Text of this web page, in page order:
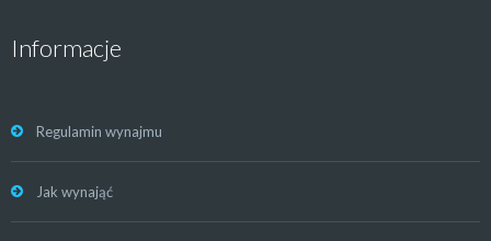
Informacje
Regulamin wynajmu
Jak wynająć